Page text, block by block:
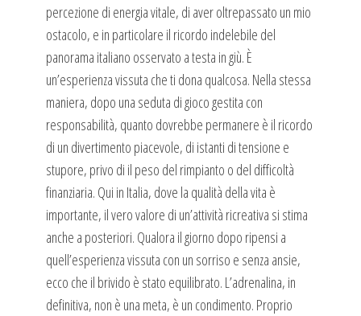
percezione di energia vitale, di aver oltrepassato un mio
ostacolo, e in particolare il ricordo indelebile del
panorama italiano osservato a testa in giù. È
un’esperienza vissuta che ti dona qualcosa. Nella stessa
maniera, dopo una seduta di gioco gestita con
responsabilità, quanto dovrebbe permanere è il ricordo
di un divertimento piacevole, di istanti di tensione e
stupore, privo di il peso del rimpianto o del difficoltà
finanziaria. Qui in Italia, dove la qualità della vita è
importante, il vero valore di un’attività ricreativa si stima
anche a posteriori. Qualora il giorno dopo ripensi a
quell’esperienza vissuta con un sorriso e senza ansie,
ecco che il brivido è stato equilibrato. L’adrenalina, in
definitiva, non è una meta, è un condimento. Proprio